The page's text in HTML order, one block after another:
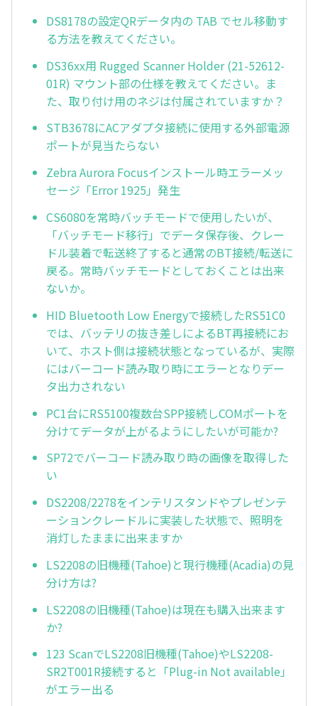
DS8178の設定QRデータ内の TAB でセル移動す
る方法を教えてください。
DS36xx用 Rugged Scanner Holder (21-52612-
01R) マウント部の仕様を教えてください。ま
た、取り付け用のネジは付属されていますか？
STB3678にACアダプタ接続に使用する外部電源
ポートが見当たらない
Zebra Aurora Focusインストール時エラーメッ
セージ「Error 1925」発生
CS6080を常時バッチモードで使用したいが、
「バッチモード移行」でデータ保存後、クレー
ドル装着で転送終了すると通常のBT接続/転送に
戻る。常時バッチモードとしておくことは出来
ないか。
HID Bluetooth Low Energyで接続したRS51C0
では、バッテリの抜き差しによるBT再接続にお
いて、ホスト側は接続状態となっているが、実際
にはバーコード読み取り時にエラーとなりデー
タ出力されない
PC1台にRS5100複数台SPP接続しCOMポートを
分けてデータが上がるようにしたいが可能か?
SP72でバーコード読み取り時の画像を取得した
い
DS2208/2278をインテリスタンドやプレゼンテ
ーションクレードルに実装した状態で、照明を
消灯したままに出来ますか
LS2208の旧機種(Tahoe)と現行機種(Acadia)の見
分け方は?
LS2208の旧機種(Tahoe)は現在も購入出来ます
か?
123 ScanでLS2208旧機種(Tahoe)やLS2208-
SR2T001R接続すると「Plug-in Not available」
がエラー出る